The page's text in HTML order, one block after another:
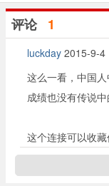
评论 1
luckday 2015-9-4
这么一看，中国
成绩也没有传说
这个连接可以收